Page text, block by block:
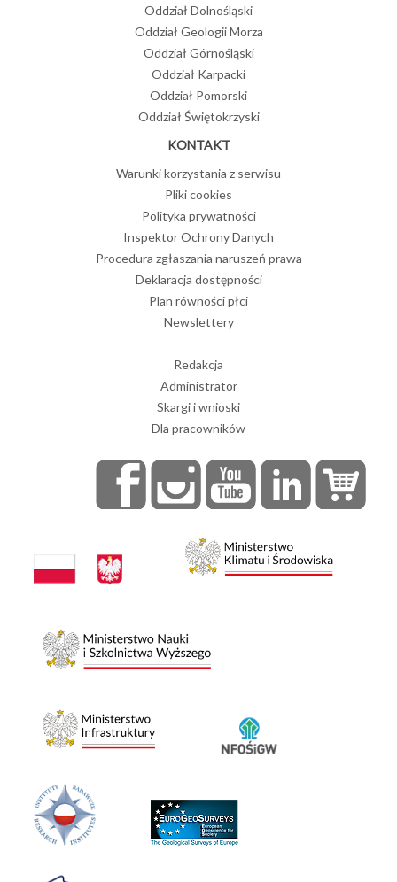
Oddział Dolnośląski
Oddział Geologii Morza
Oddział Górnośląski
Oddział Karpacki
Oddział Pomorski
Oddział Świętokrzyski
KONTAKT
Warunki korzystania z serwisu
Pliki cookies
Polityka prywatności
Inspektor Ochrony Danych
Procedura zgłaszania naruszeń prawa
Deklaracja dostępności
Plan równości płci
Newslettery
Redakcja
Administrator
Skargi i wnioski
Dla pracowników